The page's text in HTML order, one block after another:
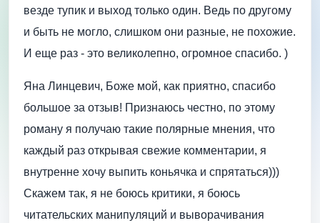
везде тупик и выход только один. Ведь по другому
и быть не могло, слишком они разные, не похожие.
И еще раз - это великолепно, огромное спасибо. )
Яна Линцевич, Боже мой, как приятно, спасибо
большое за отзыв! Признаюсь честно, по этому
роману я получаю такие полярные мнения, что
каждый раз открывая свежие комментарии, я
внутренне хочу выпить коньячка и спрятаться)))
Скажем так, я не боюсь критики, я боюсь
читательских манипуляций и выворачивания